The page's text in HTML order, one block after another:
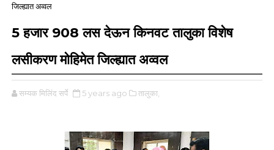
जिल्ह्यात अव्वल
5 हजार 908 लस देऊन किनवट तालुका विशेष
लसीकरण मोहिमेत जिल्ह्यात अव्वल
सम्यक मिलिंद सर्पे 5 years ago तालुका,